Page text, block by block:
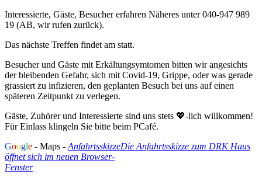
Interessierte, Gäste, Besucher erfahren Näheres unter 040-947 989
19 (AB, wir rufen zurück).
Das nächste Treffen findet am statt.
Besucher und Gäste mit Erkältungsymtomen bitten wir angesichts
der bleibenden Gefahr, sich mit Covid-19, Grippe, oder was gerade
grassiert zu infizieren, den geplanten Besuch bei uns auf einen
späteren Zeitpunkt zu verlegen.
Gäste, Zuhörer und Interessierte sind uns stets 💖-lich willkommen!
Für Einlass klingeln Sie bitte beim PCafé.
Google - Maps - AnfahrtsskizzeDie Anfahrtsskizze zum DRK Haus
öffnet sich im neuen Browser-
Fenster